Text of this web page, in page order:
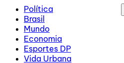
Política
Brasil
Mundo
Economia
Esportes DP
Vida Urbana